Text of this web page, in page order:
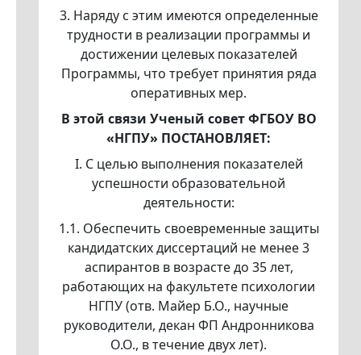
3. Наряду с этим имеются определенные
трудности в реализации программы и
достижении целевых показателей
Программы, что требует принятия ряда
оперативных мер.
В этой связи Ученый совет ФГБОУ ВО
«НГПУ» ПОСТАНОВЛЯЕТ:
I. С целью выполнения показателей
успешности образовательной
деятельности:
1.1. Обеспечить своевременные защиты
кандидатских диссертаций не менее 3
аспирантов в возрасте до 35 лет,
работающих на факультете психологии
НГПУ (отв. Майер Б.О., научные
руководители, декан ФП Андронникова
О.О., в течение двух лет).